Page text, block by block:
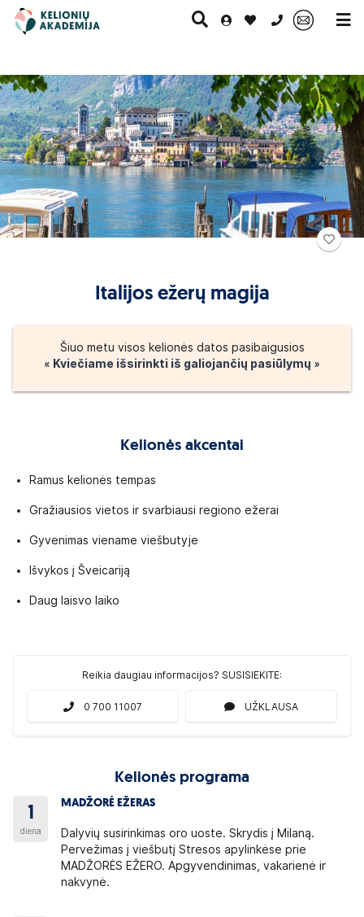
0 700 11007
Paskutinė
minutė
Pažintinės
kelionės
Egzotinės
kelionės
Kruizai
Italijos ežerų magija
Šiuo metu visos kelionės datos pasibaigusios
« Kviečiame išsirinkti iš galiojančių pasiūlymų »
Kelionės akcentai
Ramus kelionės tempas
Gražiausios vietos ir svarbiausi regiono ežerai
Gyvenimas viename viešbutyje
Išvykos į Šveicariją
Daug laisvo laiko
Reikia daugiau informacijos? SUSISIEKITE:
0 700 11007 UŽKLAUSA
Kelionės programa
1
diena
MADŽORĖ EŽERAS
Dalyvių susirinkimas oro uoste. Skrydis į Milaną.
Pervežimas į viešbutį Stresos apylinkėse prie
MADŽORĖS EŽERO. Apgyvendinimas, vakarienė ir
nakvynė.